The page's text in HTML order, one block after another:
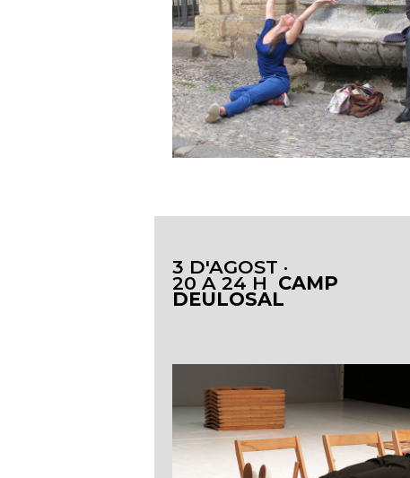
3 D'AGOST ·
20 A 24 H CAMP
DEULOSAL